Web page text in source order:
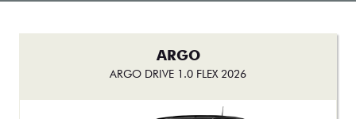
ARGO
ARGO DRIVE 1.0 FLEX 2026